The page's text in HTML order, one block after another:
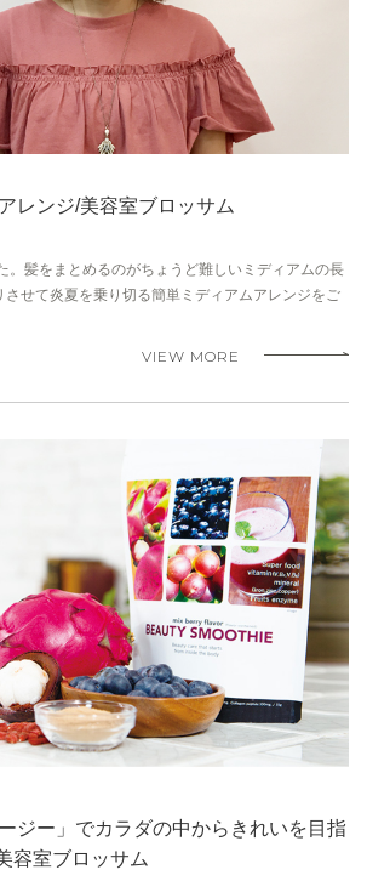
レンジ/美容室ブロッサム
。髪をまとめるのがちょうど難しいミディアムの長
させて炎夏を乗り切る簡単ミディアムアレンジをご
VIEW MORE
ジー」でカラダの中からきれいを目指
容室ブロッサム